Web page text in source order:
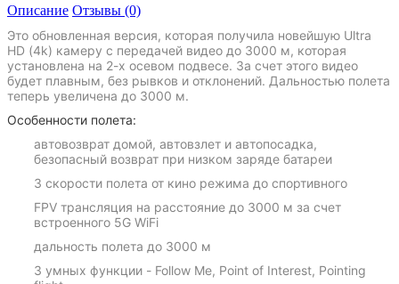
Описание Отзывы (0)
Это обновленная версия, которая получила новейшую Ultra
HD (4k) камеру с передачей видео до 3000 м, которая
установлена на 2-х осевом подвесе. За счет этого видео
будет плавным, без рывков и отклонений. Дальностью полета
теперь увеличена до 3000 м.
Особенности полета:
автовозврат домой, автовзлет и автопосадка,
безопасный возврат при низком заряде батареи
3 скорости полета от кино режима до спортивного
FPV трансляция на расстояние до 3000 м за счет
встроенного 5G WiFi
дальность полета до 3000 м
3 умных функции - Follow Me, Point of Interest, Pointing